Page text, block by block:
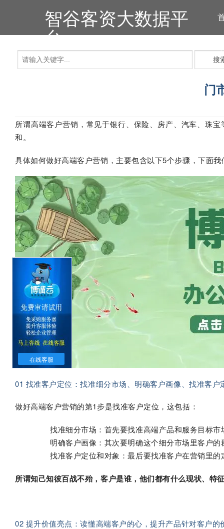
在线客服
智谷客资大数据平
台
搜
门
所谓高端客户营销，常见于银行、保险、房产、汽车、珠
和。
具体如何做好高端客户营销，主要包含以下5个步骤，下面
01 找准客户定位：找准细分市场、明确客户画像、找准客户
做好高端客户营销的第1步是找准客户定位，这包括：
找准细分市场：首先要找准高端产品和服务目标
明确客户画像：其次要明确这个细分市场里客户
找准客户定位和对象：最后要找准客户在营销里
所谓知己知彼百战不殆，客户是谁，他们都有什么现状、
02 提升价值亮点：读懂高端客户的心，提升产品针对客户的